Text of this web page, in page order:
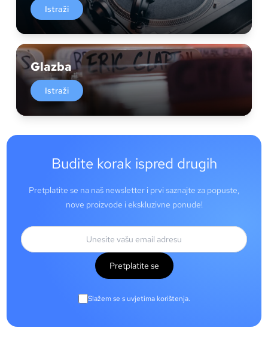
Istraži
Glazba
Istraži
Budite korak ispred drugih
Pretplatite se na naš newsletter i prvi saznajte za popuste,
nove proizvode i ekskluzivne ponude!
Pretplatite se
Slažem se s uvjetima korištenja.